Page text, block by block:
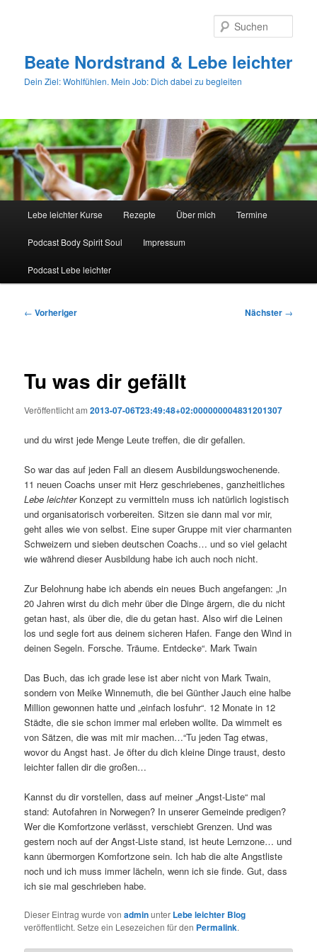
Beate Nordstrand & Lebe leichter
Dein Ziel: Wohlfühlen. Mein Job: Dich dabei zu begleiten
Lebe leichter Kurse Rezepte Über mich Termine
Podcast Body Spirit Soul Impressum
Podcast Lebe leichter
Beitragsnavigation
← Vorheriger Nächster →
Tu was dir gefällt
Veröffentlicht am2013-07-06T23:49:48+02:000000004831201307
und du wirst jede Menge Leute treffen, die dir gefallen.
So war das auf jeden Fall an diesem Ausbildungswochenende.
11 neuen Coachs unser mit Herz geschriebenes, ganzheitliches
Lebe leichterKonzept zu vermitteln muss ich natürlich logistisch
und organisatorisch vorbereiten. Sitzen sie dann mal vor mir,
geht alles wie von selbst. Eine super Gruppe mit vier charmanten
Schweizern und sieben deutschen Coachs… und so viel gelacht
wie während dieser Ausbildung habe ich auch noch nicht.
Zur Belohnung habe ich abends ein neues Buch angefangen: „In
20 Jahren wirst du dich mehr über die Dinge ärgern, die du nicht
getan hast, als über die, die du getan hast. Also wirf die Leinen
los und segle fort aus deinem sicheren Hafen. Fange den Wind in
deinen Segeln. Forsche. Träume. Entdecke“. Mark Twain
Das Buch, das ich grade lese ist aber nicht von Mark Twain,
sondern von Meike Winnemuth, die bei Günther Jauch eine halbe
Million gewonnen hatte und „einfach losfuhr“. 12 Monate in 12
Städte, die sie schon immer mal erleben wollte. Da wimmelt es
von Sätzen, die was mit mir machen…“Tu jeden Tag etwas,
wovor du Angst hast. Je öfter du dich kleine Dinge traust, desto
leichter fallen dir die großen…
Kannst du dir vorstellen, dass auf meiner „Angst-Liste“ mal
stand: Autofahren in Norwegen? In unserer Gemeinde predigen?
Wer die Komfortzone verlässt, verschiebt Grenzen. Und was
gestern noch auf der Angst-Liste stand, ist heute Lernzone… und
kann übermorgen Komfortzone sein. Ich hab die alte Angstliste
noch und ich muss immer lächeln, wenn ich sie finde. Gut, dass
ich sie mal geschrieben habe.
Dieser Eintrag wurde vonadminunter Lebe leichter Blog
veröffentlicht. Setze ein Lesezeichen für den Permalink.